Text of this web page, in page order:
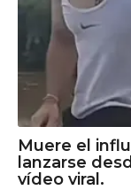
Muere el
lanzarse
vídeo viral.